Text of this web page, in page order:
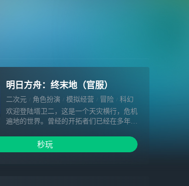
明日方舟：终末地（官服）
二次元 角色扮演 模拟经营 冒险
科幻
欢迎登陆塔卫二，这是一个天灾横行，危机
遍地的世界。曾经的开拓者们已经在多年的
移动城市构建了文明的新根基。但在远离城
市建设环带区的未开发地，延展到天际的荒
秒玩